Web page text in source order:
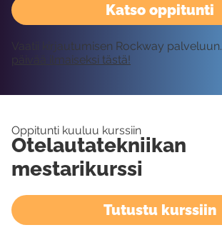
Katso oppitunti
Vaatii kirjautumisen Rockway palveluun.
päivää ilmaiseksi tästä!
Oppitunti kuuluu kurssiin
Otelautatekniikan
mestarikurssi
Tutustu kurssiin